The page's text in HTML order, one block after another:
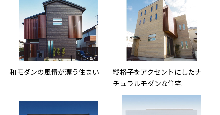
和モダンの風情が漂う住まい
縦格子をアクセントにしたナ
チュラルモダンな住宅